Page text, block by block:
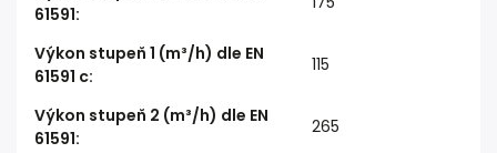
61591:
Výkon stupeň 1 (m³/h) dle EN
61591 c:
115
Výkon stupeň 2 (m³/h) dle EN
61591:
265